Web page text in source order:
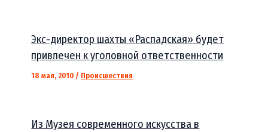
Экс-директор шахты «Распадская» будет
привлечен к уголовной ответственности
18 мая, 2010 / Происшествия
Из Музея современного искусства в